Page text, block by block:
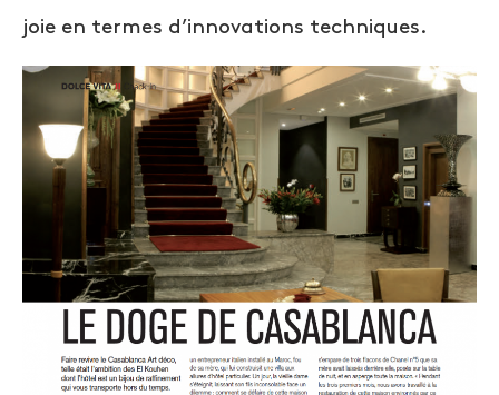
joie en termes d’innovations techniques.